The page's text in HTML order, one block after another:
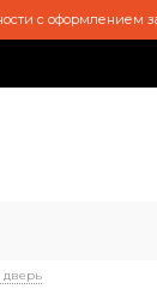
с оформлением